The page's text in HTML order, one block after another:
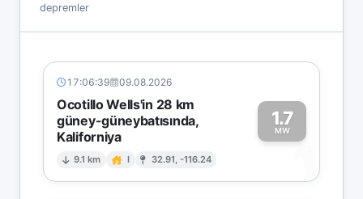
depremler
17:06:39 09.08.2026
Ocotillo Wells'in 28 km
güney-güneybatısında,
Kaliforniya
9.1 km I 32.91, -116.24
1.7
MW
1